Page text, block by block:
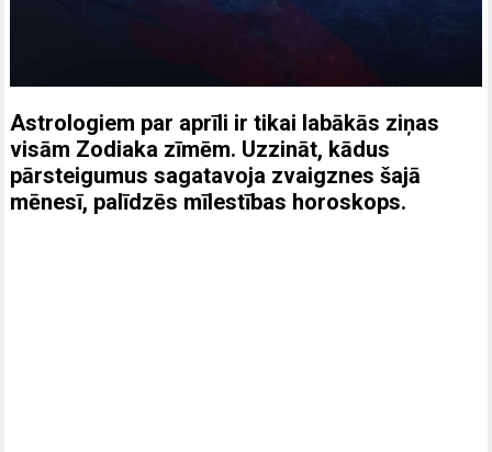
Astrologiem par aprīli ir tikai labākās ziņas
visām Zodiaka zīmēm. Uzzināt, kādus
pārsteigumus sagatavoja zvaigznes šajā
mēnesī, palīdzēs mīlestības horoskops.